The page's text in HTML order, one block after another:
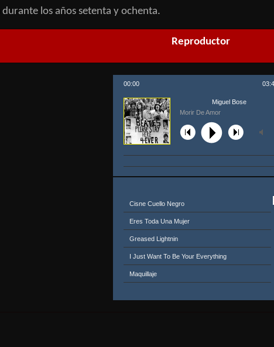
los años setenta y ochenta.
Reproductor
00:00
Morir De Amor
Miguel Bose
Cisne Cuello Negro
Eres Toda Una Mujer
Greased Lightnin
I Just Want To Be Your Everything
Maquillaje